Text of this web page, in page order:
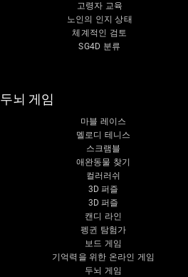
고령자 교육
노인의 인지 상태
체계적인 검토
SG4D 분류
두뇌 게임
마블 레이스
멜로디 테니스
스크램블
애완동물 찾기
컬러러쉬
3D 퍼즐
3D 퍼즐
캔디 라인
펭귄 탐험가
보드 게임
기억력을 위한 온라인 게임
두뇌 게임